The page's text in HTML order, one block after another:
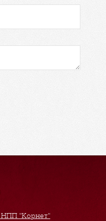
НПП "Корнет"